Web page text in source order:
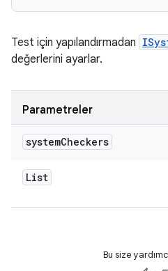
Test için yapılandırmadan
değerlerini ayarlar.
Parametreler
systemCheckers
List
Bu size